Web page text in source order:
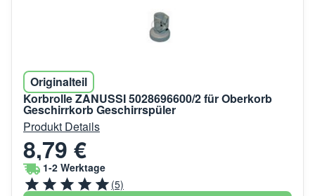
Originalteil
Korbrolle ZANUSSI 5028696600/2 für Oberkorb
Geschirrkorb Geschirrspüler
Produkt Details
8,79 €
1-2 Werktage
(5)